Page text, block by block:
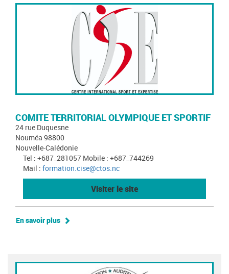
COMITE TERRITORIAL OLYMPIQUE ET SPORTIF
24 rue Duquesne
Nouméa 98800
Nouvelle-Calédonie
Tel : +687_281057 Mobile : +687_744269
Mail : formation.cise@ctos.nc
Visiter le site
En savoir plus